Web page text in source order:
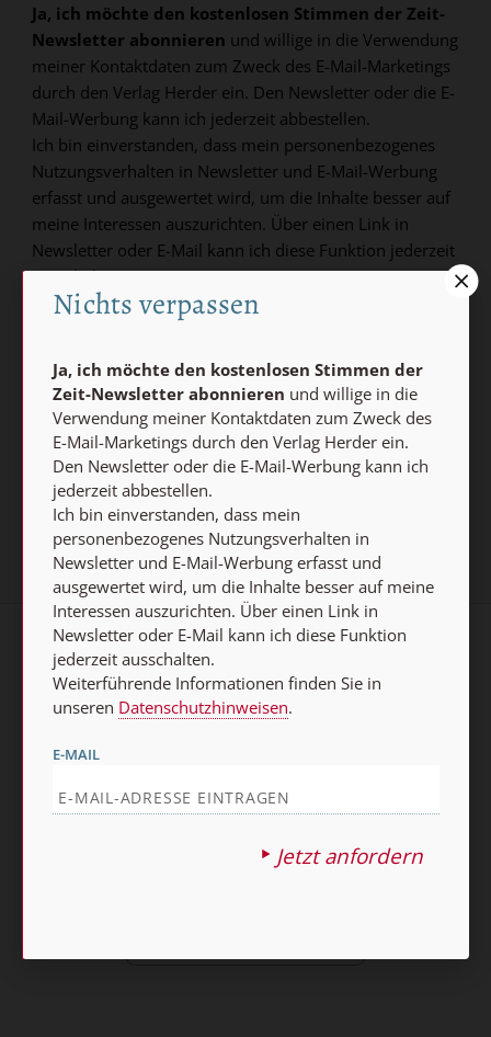
Ja, ich möchte den kostenlosen Stimmen der Zeit-
Newsletter abonnieren und willige in die Verwendung
meiner Kontaktdaten zum Zweck des E-Mail-Marketings
durch den Verlag Herder ein. Den Newsletter oder die E-
Mail-Werbung kann ich jederzeit abbestellen.
Ich bin einverstanden, dass mein personenbezogenes
Nutzungsverhalten in Newsletter und E-Mail-Werbung
erfasst und ausgewertet wird, um die Inhalte besser auf
meine Interessen auszurichten. Über einen Link in
Newsletter oder E-Mail kann ich diese Funktion jederzeit
ausschalten.
Weiterführende Informationen finden Sie in unseren
Datenschutzhinweisen
E-MAIL
Jetzt anmelden
AGB und Widerrufsbelehrung
Barrierefreiheit
Abo online kündigen
Nichts verpassen
Ja, ich möchte den kostenlosen Stimmen der
Zeit-Newsletter abonnieren und willige in die
Verwendung meiner Kontaktdaten zum Zweck des
E-Mail-Marketings durch den Verlag Herder ein.
Den Newsletter oder die E-Mail-Werbung kann ich
jederzeit abbestellen.
Ich bin einverstanden, dass mein
personenbezogenes Nutzungsverhalten in
Newsletter und E-Mail-Werbung erfasst und
ausgewertet wird, um die Inhalte besser auf meine
Interessen auszurichten. Über einen Link in
Newsletter oder E-Mail kann ich diese Funktion
jederzeit ausschalten.
Weiterführende Informationen finden Sie in
unseren Datenschutzhinweisen.
E-MAIL
Jetzt anfordern